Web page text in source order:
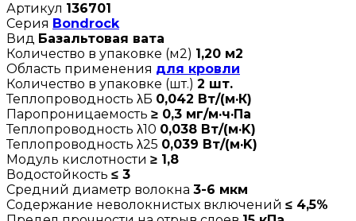
Артикул 136701
Серия Bondrock
Вид Базальтовая вата
Количество в упаковке (м2) 1,20 м2
Область применения для кровли
Количество в упаковке (шт.) 2 шт.
Теплопроводность λБ 0,042 Вт/(м·К)
Паропроницаемость ≥ 0,3 мг/м·ч·Па
Теплопроводность λ10 0,038 Вт/(м·K)
Теплопроводность λ25 0,039 Вт/(м·K)
Модуль кислотности ≥ 1,8
Водостойкость ≤ 3
Средний диаметр волокна 3-6 мкм
Содержание неволокнистых включений ≤ 4,5%